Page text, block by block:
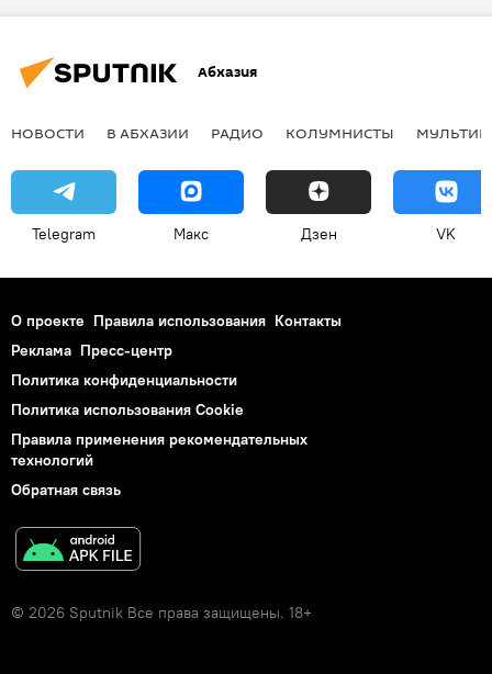
Абхазия
НОВОСТИ В АБХАЗИИ РАДИО КОЛУМНИСТЫ
Telegram Макс Дзен VK
О проекте Правила использования Контакты
Реклама Пресс-центр
Политика конфиденциальности
Политика использования Cookie
Правила применения рекомендательных
технологий
Обратная связь
© 2026 Sputnik Все права защищены. 18+